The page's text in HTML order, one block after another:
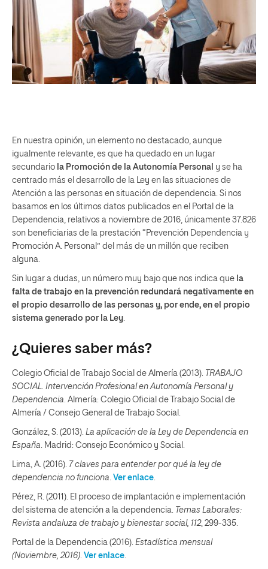
En nuestra opinión, un elemento no destacado, aunque
igualmente relevante, es que ha quedado en un lugar
secundario la Promoción de la Autonomía Personal y se ha
centrado más el desarrollo de la Ley en las situaciones de
Atención a las personas en situación de dependencia. Si nos
basamos en los últimos datos publicados en el Portal de la
Dependencia, relativos a noviembre de 2016, únicamente 37.826
son beneficiarias de la prestación “Prevención Dependencia y
Promoción A. Personal” del más de un millón que reciben
alguna.
Sin lugar a dudas, un número muy bajo que nos indica que la
falta de trabajo en la prevención redundará negativamente en
el propio desarrollo de las personas y, por ende, en el propio
sistema generado por la Ley.
¿Quieres saber más?
Colegio Oficial de Trabajo Social de Almería (2013). TRABAJO
SOCIAL. Intervención Profesional en Autonomía Personal y
Dependencia. Almería: Colegio Oficial de Trabajo Social de
Almería / Consejo General de Trabajo Social.
González, S. (2013). La aplicación de la Ley de Dependencia en
España. Madrid: Consejo Económico y Social.
Lima, A. (2016). 7 claves para entender por qué la ley de
dependencia no funciona. Ver enlace.
Pérez, R. (2011). El proceso de implantación e implementación
del sistema de atención a la dependencia. Temas Laborales:
Revista andaluza de trabajo y bienestar social, 112, 299-335.
Portal de la Dependencia (2016). Estadística mensual
(Noviembre, 2016). Ver enlace.